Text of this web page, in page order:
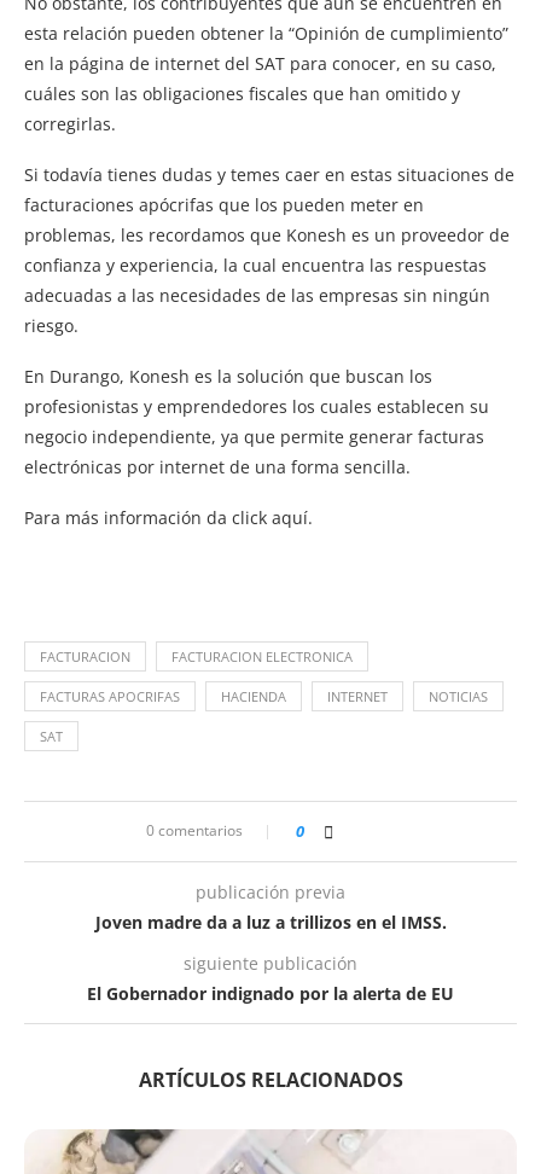
esta relación pueden obtener la “Opinión de cumplimiento”
en la página de internet del SAT para conocer, en su caso,
cuáles son las obligaciones fiscales que han omitido y
corregirlas.
Si todavía tienes dudas y temes caer en estas situaciones de
facturaciones apócrifas que los pueden meter en
problemas, les recordamos que Konesh es un proveedor de
confianza y experiencia, la cual encuentra las respuestas
adecuadas a las necesidades de las empresas sin ningún
riesgo.
En Durango, Konesh es la solución que buscan los
profesionistas y emprendedores los cuales establecen su
negocio independiente, ya que permite generar facturas
electrónicas por internet de una forma sencilla.
Para más información da click aquí.
FACTURACION FACTURACION ELECTRONICA
FACTURAS APOCRIFAS HACIENDA INTERNET NOTICIAS
SAT
0 comentarios 0
publicación previa
Joven madre da a luz a trillizos en el IMSS.
siguiente publicación
El Gobernador indignado por la alerta de EU
ARTÍCULOS RELACIONADOS